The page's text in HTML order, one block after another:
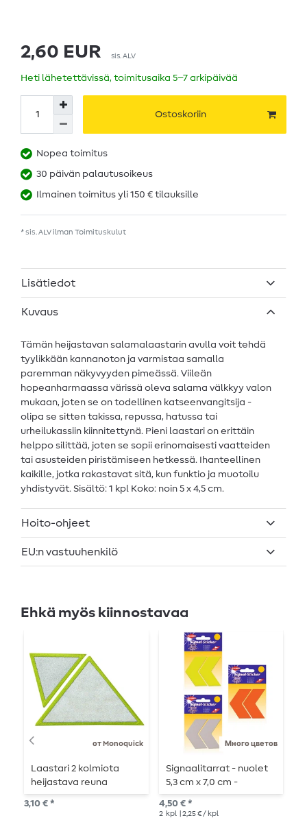
2,60 EUR sis. ALV
Heti lähetettävissä, toimitusaika 5–7 arkipäivää
Ostoskoriin
Nopea toimitus
30 päivän palautusoikeus
Ilmainen toimitus yli 150 € tilauksille
* sis. ALV ilman Toimituskulut
Lisätiedot
Kuvaus
Tämän heijastavan salamalaastarin avulla voit tehdä
tyylikkään kannanoton ja varmistaa samalla
paremman näkyvyyden pimeässä. Viileän
hopeanharmaassa värissä oleva salama välkkyy valon
mukaan, joten se on todellinen katseenvangitsija -
olipa se sitten takissa, repussa, hatussa tai
urheilukassiin kiinnitettynä. Pieni laastari on erittäin
helppo silittää, joten se sopii erinomaisesti vaatteiden
tai asusteiden piristämiseen hetkessä. Ihanteellinen
kaikille, jotka rakastavat sitä, kun funktio ja muotoilu
yhdistyvät. Sisältö: 1 kpl Koko: noin 5 x 4,5 cm.
Hoito-ohjeet
EU:n vastuuhenkilö
Ehkä myös kiinnostavaa
от Monoquick
Laastari 2 kolmiota
heijastava reuna
neonkeltainen
3,10 € *
Много цветов
Signaalitarrat - nuolet
5,3 cm x 7,0 cm -
itsekiinnittyvät
4,50 € *
2 kpl | 2,25 € / kpl